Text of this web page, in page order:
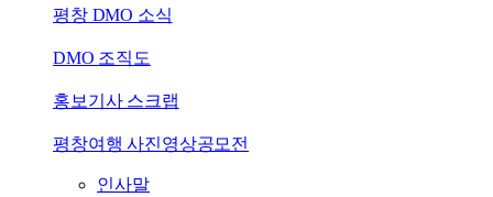
평창 DMO 소식
DMO 조직도
홍보기사 스크랩
평창여행 사진영상공모전
인사말